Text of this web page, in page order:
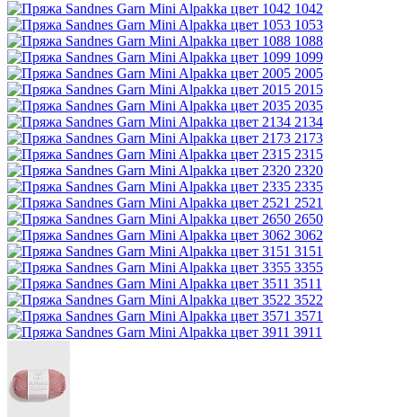
1042
1053
1088
1099
2005
2015
2035
2134
2173
2315
2320
2335
2521
2650
3062
3151
3355
3511
3522
3571
3911